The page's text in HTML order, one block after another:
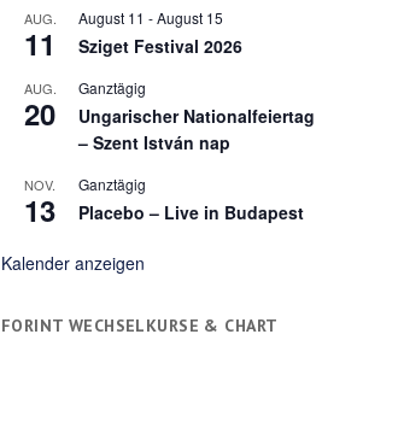
AUG.
11
August 11 -August 15
Sziget Festival 2026
AUG.
20
Ganztägig
Ungarischer Nationalfeiertag
– Szent István nap
NOV.
13
Ganztägig
Placebo – Live in Budapest
Kalender anzeigen
FORINT WECHSELKURSE & CHART